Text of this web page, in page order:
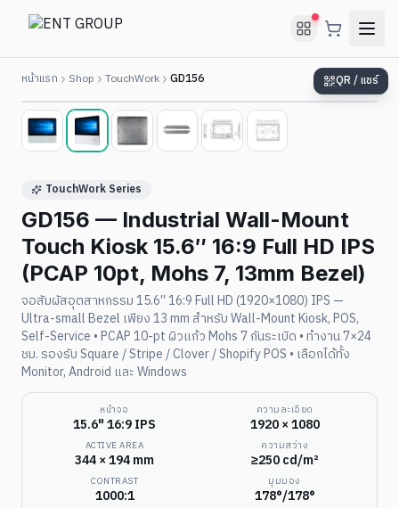
หน้าแรก Shop TouchWork GD156
2/6
TouchWork Series
GD156 — Industrial Wall-Mount
Touch Kiosk 15.6″ 16:9 Full HD IPS
(PCAP 10pt, Mohs 7, 13mm Bezel)
จอสัมผัสอุตสาหกรรม 15.6″ 16:9 Full HD (1920×1080) IPS —
Ultra-small Bezel เพียง 13 mm สำหรับ Wall-Mount Kiosk, POS,
Self-Service • PCAP 10-pt ผิวแก้ว Mohs 7 กันระเบิด • ทำงาน 7×24
ชม. รองรับ Square / Stripe / Clover / Shopify POS • เลือกได้ทั้ง
Monitor, Android และ Windows
หน้าจอ
15.6" 16:9 IPS
ความละเอียด
1920 × 1080
ACTIVE AREA
344 × 194 mm
ความสว่าง
≥250 cd/m²
CONTRAST
1000:1
มุมมอง
178°/178°
QR / แชร์